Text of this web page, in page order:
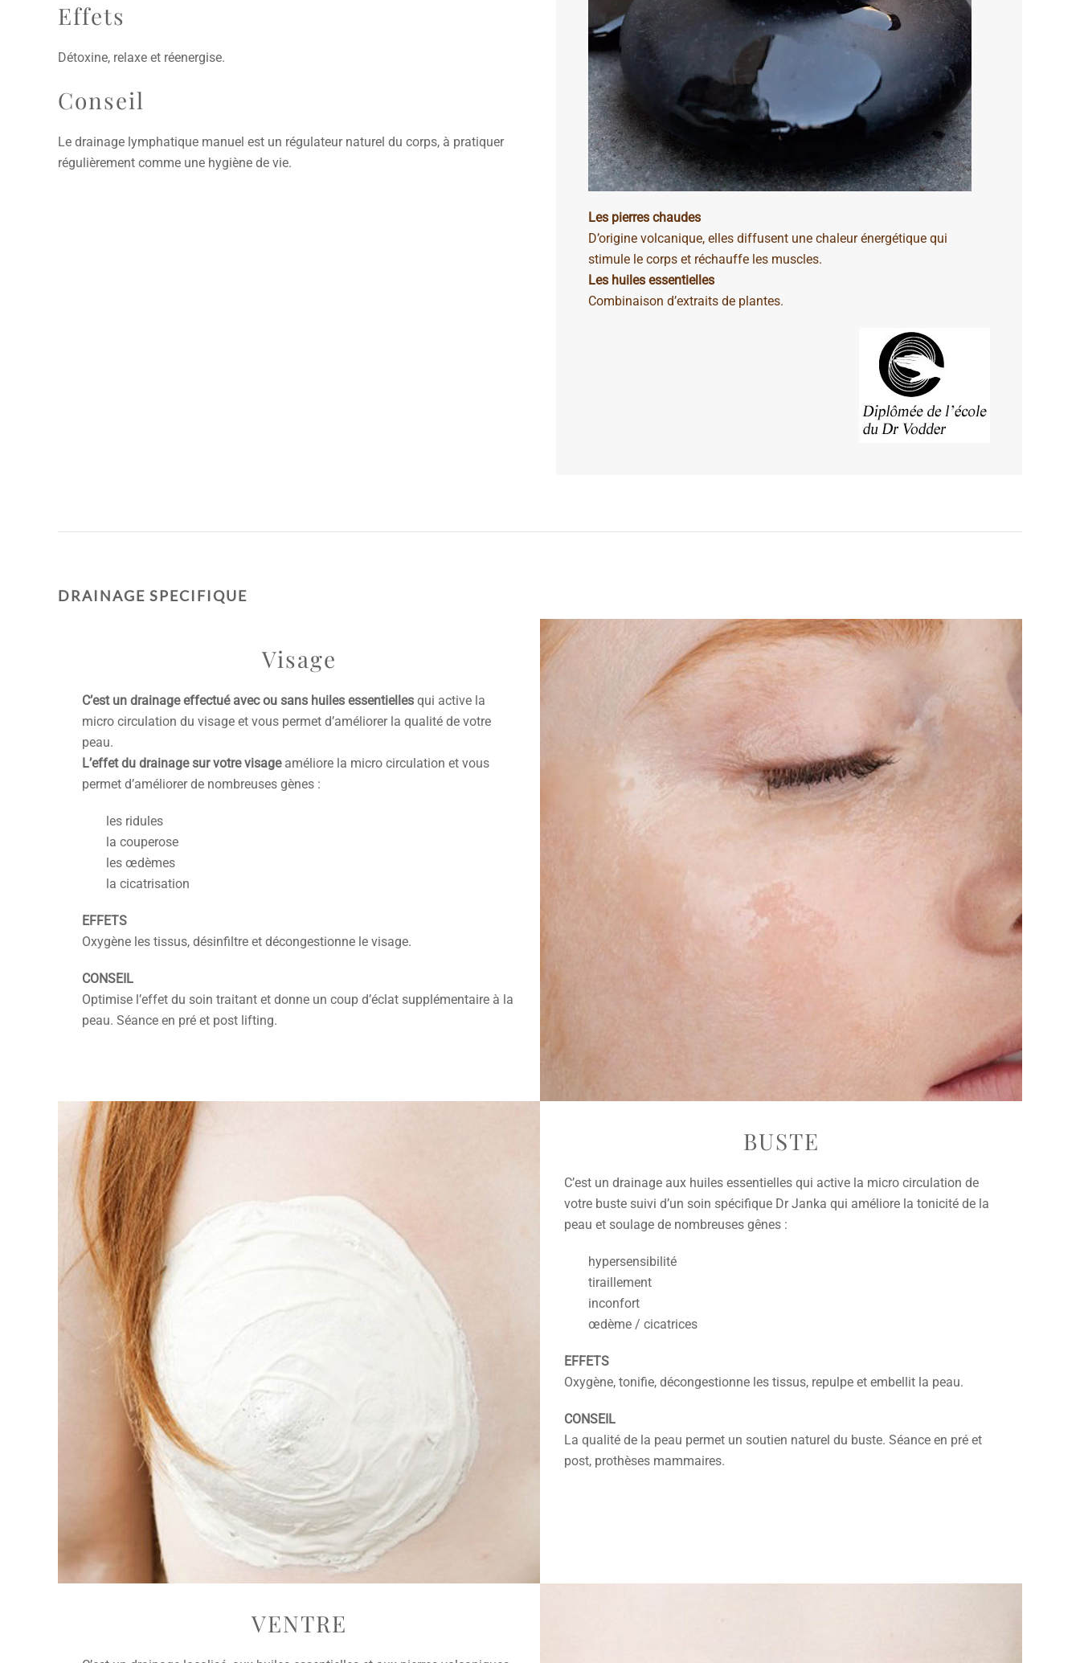
Effets
Détoxine, relaxe et réenergise.
Conseil
Le drainage lymphatique manuel est un régulateur naturel du corps, à pratiquer
régulièrement comme une hygiène de vie.
Les pierres chaudes
D’origine volcanique, elles diffusent une chaleur énergétique qui
stimule le corps et réchauffe les muscles.
Les huiles essentielles
Combinaison d’extraits de plantes.
DRAINAGE SPECIFIQUE
Visage
C’est un drainage effectué avec ou sans huiles essentielles qui active la
micro circulation du visage et vous permet d’améliorer la qualité de votre
peau.
L’effet du drainage sur votre visage améliore la micro circulation et vous
permet d’améliorer de nombreuses gènes :
les ridules
la couperose
les œdèmes
la cicatrisation
EFFETS
Oxygène les tissus, désinfiltre et décongestionne le visage.
CONSEIL
Optimise l’effet du soin traitant et donne un coup d’éclat supplémentaire à la
peau. Séance en pré et post lifting.
BUSTE
C’est un drainage aux huiles essentielles qui active la micro circulation de
votre buste suivi d’un soin spécifique Dr Janka qui améliore la tonicité de la
peau et soulage de nombreuses gênes :
hypersensibilité
tiraillement
inconfort
œdème / cicatrices
EFFETS
Oxygène, tonifie, décongestionne les tissus, repulpe et embellit la peau.
CONSEIL
La qualité de la peau permet un soutien naturel du buste. Séance en pré et
post, prothèses mammaires.
VENTRE